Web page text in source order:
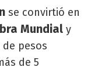
se convirtió en
Mundial y
pesos
de 5